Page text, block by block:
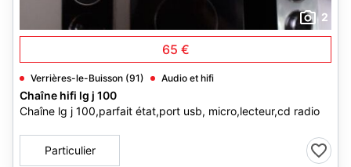
2
65 €
Verrières-le-Buisson (91) Audio et hifi
Chaîne hifi lg j 100
Chaîne lg j 100,parfait état,port usb, micro,lecteur,cd radio
Particulier